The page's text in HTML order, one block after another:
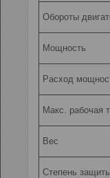
Обороты
Мощность
Расход
Макс. рабочая
Вес
Степень